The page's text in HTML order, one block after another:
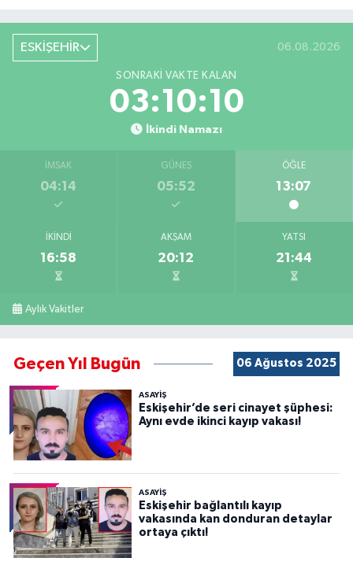
ESKİŞEHİR 06.08.2026
SONRAKI VAKTE KALAN
03:10:10
İkindi Namazı
İMSAK
04:14
GÜNEŞ
05:52
ÖĞLE
13:07
İKINDI
16:58
AKŞAM
20:12
YATSI
21:44
Aylık Vakitler
Geçen Yıl Bugün 06 Ağustos 2025
ASAYİŞ
Eskişehir’de seri cinayet şüphesi:
Aynı evde ikinci kayıp vakası!
ASAYİŞ
Eskişehir bağlantılı kayıp
vakasında kan donduran detaylar
ortaya çıktı!